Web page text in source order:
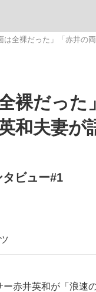
は全裸だった」「赤井の
全裸だっ
和夫妻が
ビュー#1
赤井英和が「浪速